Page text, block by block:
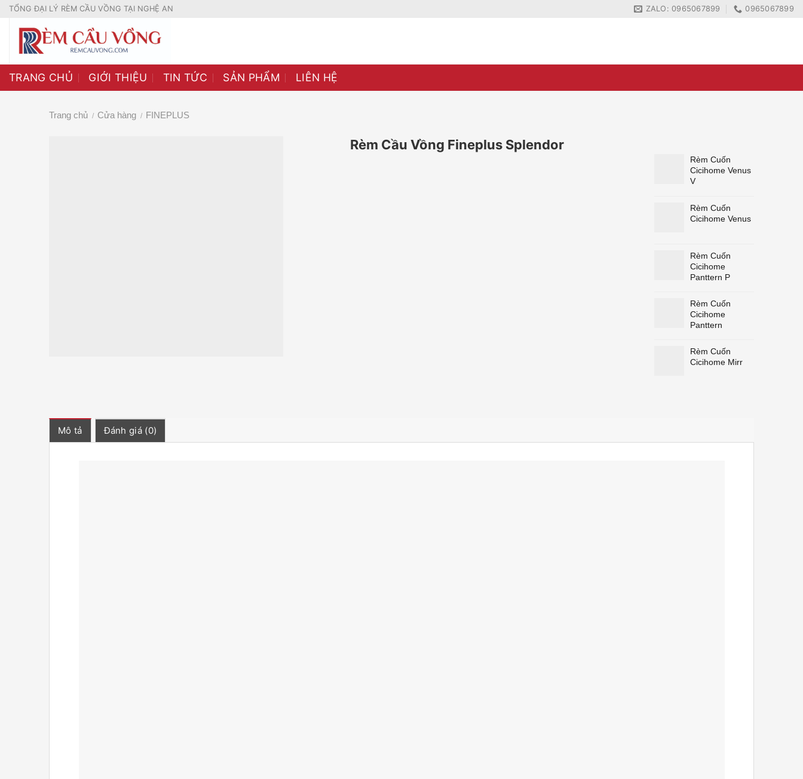
Skip
content
TỔNG ĐẠI LÝ RÈM CẦU VỒNG TẠI NGHỆ AN ZALO: 0965067899 0965067899
TRANG CHỦ GIỚI THIỆU TIN TỨC SẢN PHẨM LIÊN HỆ
Trang chủ / Cửa hàng / FINEPLUS
Rèm Cầu Vồng Fineplus Splendor
Rèm Cuốn
Cicihome Venus
V
Rèm Cuốn
Cicihome Venus
Rèm Cuốn
Cicihome
Panttern P
Rèm Cuốn
Cicihome
Panttern
Rèm Cuốn
Cicihome Mirr
Mô tả Đánh giá (0)